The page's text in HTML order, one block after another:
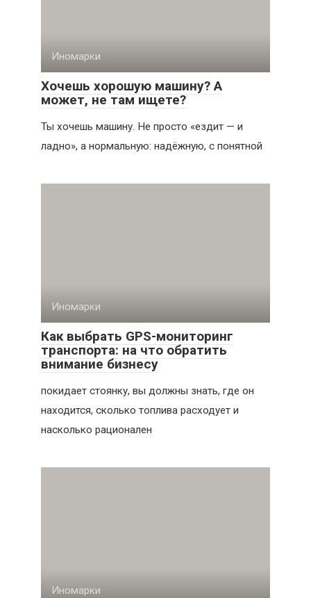
Иномарки
Хочешь хорошую машину? А
может, не там ищете?
Ты хочешь машину. Не просто «ездит — и
ладно», а нормальную: надёжную, с понятной
Иномарки
Как выбрать GPS-мониторинг
транспорта: на что обратить
внимание бизнесу
покидает стоянку, вы должны знать, где он
находится, сколько топлива расходует и
насколько рационален
Иномарки